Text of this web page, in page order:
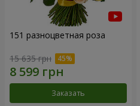
151 разноцветная роза
15 635 грн
Заказать